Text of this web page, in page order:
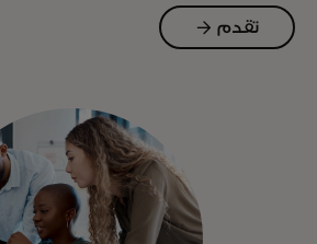
تقدم